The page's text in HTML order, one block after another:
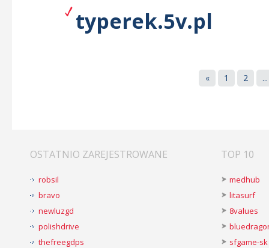
typerek.5v.pl
« 1 2 ...
OSTATNIO ZAREJESTROWANE
robsil
bravo
newluzgd
polishdrive
thefreegdps
TOP 10
medhub
litasurf
8values
sfgame-sk